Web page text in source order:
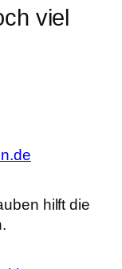
viel
hilft die